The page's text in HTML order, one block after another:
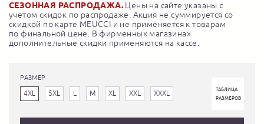
СЕЗОННАЯ РАСПРОДАЖА. Цены на сайте указаны с
учетом скидок по распродаже. Акция не суммируется со
скидкой по карте MEUCCI и не применяется к товарам
по финальной цене. В фирменных магазинах
дополнительные скидки применяются на кассе.
РАЗМЕР
4XL 5XL L M XL XXL XXXL
ТАБЛИЦА
РАЗМЕРОВ